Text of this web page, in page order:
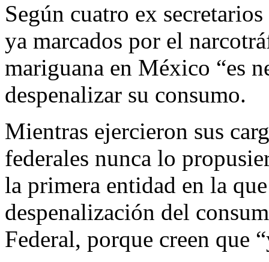
Según cuatro ex
ya marcados por el
mariguana en México “es
despenalizar su consumo.
Mientras ejercieron sus
federales nunca lo
la primera entidad en la
despenalización del
Federal, porque creen que